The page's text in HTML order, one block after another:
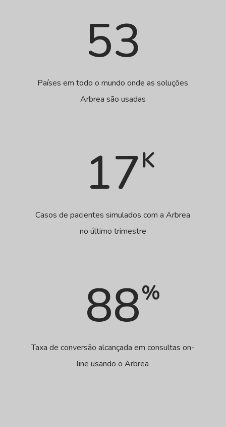
53
Países em todo o mundo onde as soluções
Arbrea são usadas
17K
Casos de pacientes simulados com a Arbrea
no último trimestre
88%
Taxa de conversão alcançada em consultas on-
line usando o Arbrea